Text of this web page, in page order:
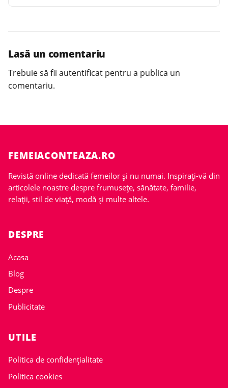
Lasă un comentariu
Trebuie să fii autentificat pentru a publica un
comentariu.
FEMEIACONTEAZA.RO
Revistă online dedicată femeilor și nu numai. Inspirați-vă din
articolele noastre despre frumusețe, sănătate, familie,
relații, stil de viață, modă și multe altele.
DESPRE
Acasa
Blog
Despre
Publicitate
UTILE
Politica de confidențialitate
Politica cookies